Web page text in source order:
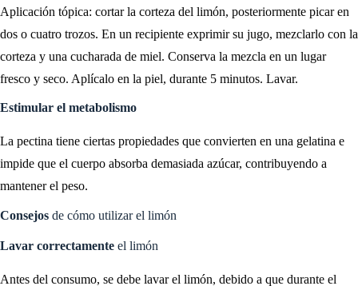
Aplicación tópica: cortar la corteza del limón, posteriormente picar en
dos o cuatro trozos. En un recipiente exprimir su jugo, mezclarlo con la
corteza y una cucharada de miel. Conserva la mezcla en un lugar
fresco y seco. Aplícalo en la piel, durante 5 minutos. Lavar.
Estimular el metabolismo
La pectina tiene ciertas propiedades que convierten en una gelatina e
impide que el cuerpo absorba demasiada azúcar, contribuyendo a
mantener el peso.
Consejos de cómo utilizar el limón
Lavar correctamente el limón
Antes del consumo, se debe lavar el limón, debido a que durante el